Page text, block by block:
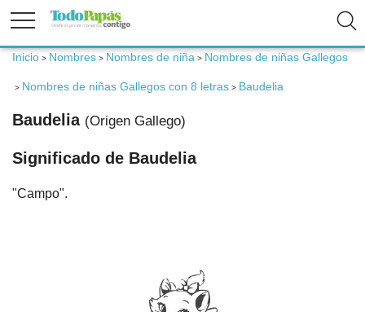
Fertilidad
Embarazo
Bebé
Niños
Inicio > Nombres > Nombres de niña > Nombres de niñas Gallegos
> Nombres de niñas Gallegos con 8 letras > Baudelia
Baudelia (Origen Gallego)
Significado de Baudelia
"Campo".